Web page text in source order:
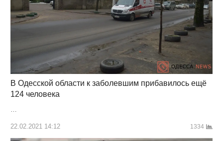
В Одесской области к заболевшим прибавилось ещё
124 человека
22.02.2021 14:12 1334